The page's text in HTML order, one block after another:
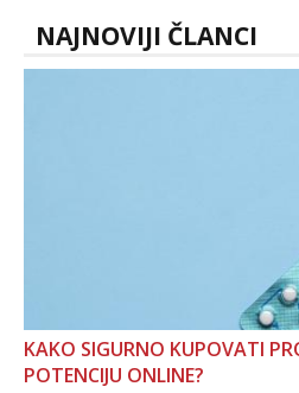
NAJNOVIJI ČLANCI
KAKO SIGURNO KUPOVATI
POTENCIJU ONLINE?